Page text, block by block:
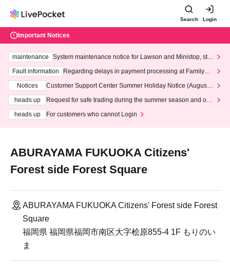
Search Login
Important Notices
maintenance
System maintenance notice for Lawson and Ministop, star
ting at 3:00 AM on Wednesday (Wed)
Fault information
Regarding delays in payment processing at FamilyMa
Notices
Customer Support Center Summer Holiday Notice (August 1
heads up
Request for safe trading during the summer season and our
heads up
For customers who cannot Login
ABURAYAMA FUKUOKA Citizens'
Forest side Forest Square
ABURAYAMA FUKUOKA Citizens' Forest side Forest
Square
福岡県 福岡県福岡市南区大字桧原855-4 1F もりのい
ま